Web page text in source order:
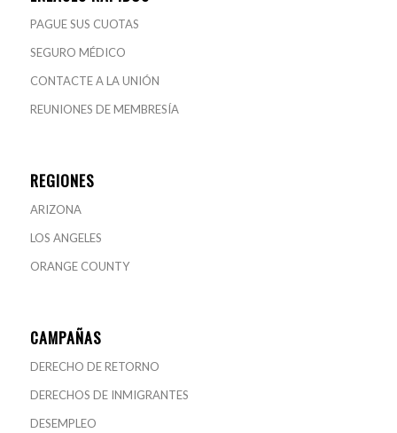
PAGUE SUS CUOTAS
SEGURO MÉDICO
CONTACTE A LA UNIÓN
REUNIONES DE MEMBRESÍA
REGIONES
ARIZONA
LOS ANGELES
ORANGE COUNTY
CAMPAÑAS
DERECHO DE RETORNO
DERECHOS DE INMIGRANTES
DESEMPLEO